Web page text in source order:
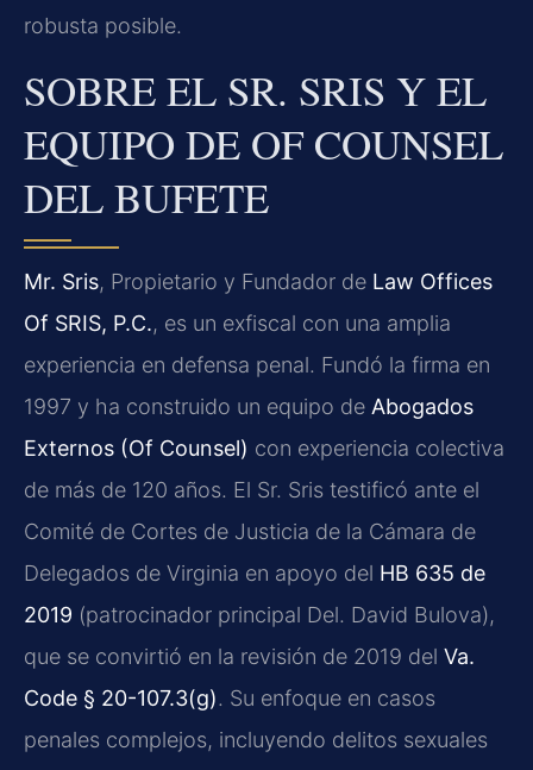
robusta posible.
SOBRE EL SR. SRIS Y EL
EQUIPO DE OF COUNSEL
DEL BUFETE
Mr. Sris, Propietario y Fundador de Law Offices
Of SRIS, P.C., es un exfiscal con una amplia
experiencia en defensa penal. Fundó la firma en
1997 y ha construido un equipo de Abogados
Externos (Of Counsel) con experiencia colectiva
de más de 120 años. El Sr. Sris testificó ante el
Comité de Cortes de Justicia de la Cámara de
Delegados de Virginia en apoyo del HB 635 de
2019 (patrocinador principal Del. David Bulova),
que se convirtió en la revisión de 2019 del Va.
Code § 20-107.3(g). Su enfoque en casos
penales complejos, incluyendo delitos sexuales